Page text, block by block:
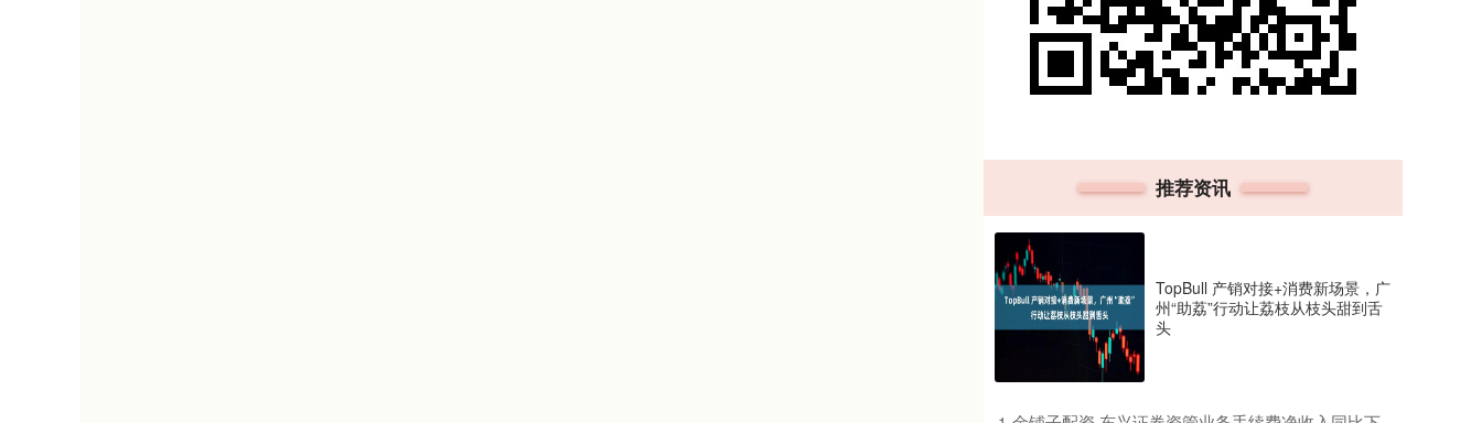
推荐资讯
TopBull 产销对接+消费新场景，广
州“助荔”行动让荔枝从枝头甜到舌
头